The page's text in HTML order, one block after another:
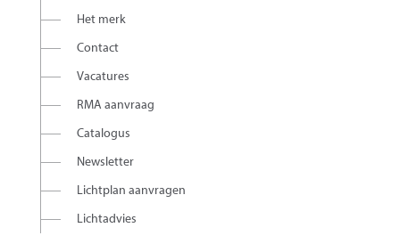
Het merk
Contact
Vacatures
RMA aanvraag
Catalogus
Newsletter
Lichtplan aanvragen
Lichtadvies